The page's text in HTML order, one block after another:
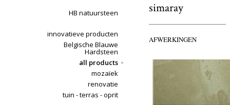
HB natuursteen
innovatieve producten
Belgische Blauwe
Hardsteen
all products
mozaïek
renovatie
tuin - terras - oprit
simaray
AFWERKINGEN